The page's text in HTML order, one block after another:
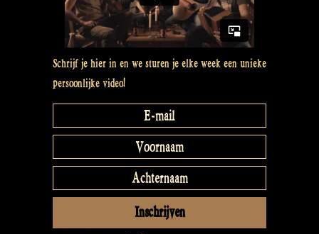
Schrijf je hier in en we sturen je elke week een unieke
persoonlijke video!